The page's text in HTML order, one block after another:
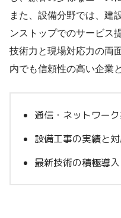
また、設備分野では、建
ンストップでのサービス
技術力と現場対応力の両
内でも信頼性の高い企業
通信・ネットワー
設備工事の実績と
最新技術の積極導入